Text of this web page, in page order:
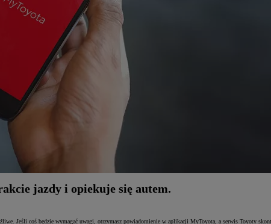
jazdy i opiekuje się autem.
Jeśli coś będzie wymagać uwagi, otrzymasz powiadomienie w aplikacji MyToyota, a serwis Toyoty